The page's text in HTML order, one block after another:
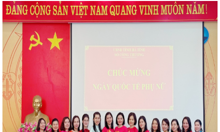
nối giao thương giữa doanh
Nam với doanh nghiệp xuất, nhập
Lan
Công điện ứng phó với
bão
Thông tư số 24/2025/TT-BCT
quy định về lập và phê duyệt kế
sản
Tập trung hoàn thành mục
điều kiện kinh doanh
AI đã “rất thật” ở Hà Tĩnh
với quy mô 40ha, vốn đầu tư hơn
Báo Nhân dân tổ chức Lễ khai
Nam
trực tuyến
sức khoẻ điện tử trên ứng dụng
cực khi kết thúc vòng đàm phán
mại đối ứng
Hội nghị Hội đồng